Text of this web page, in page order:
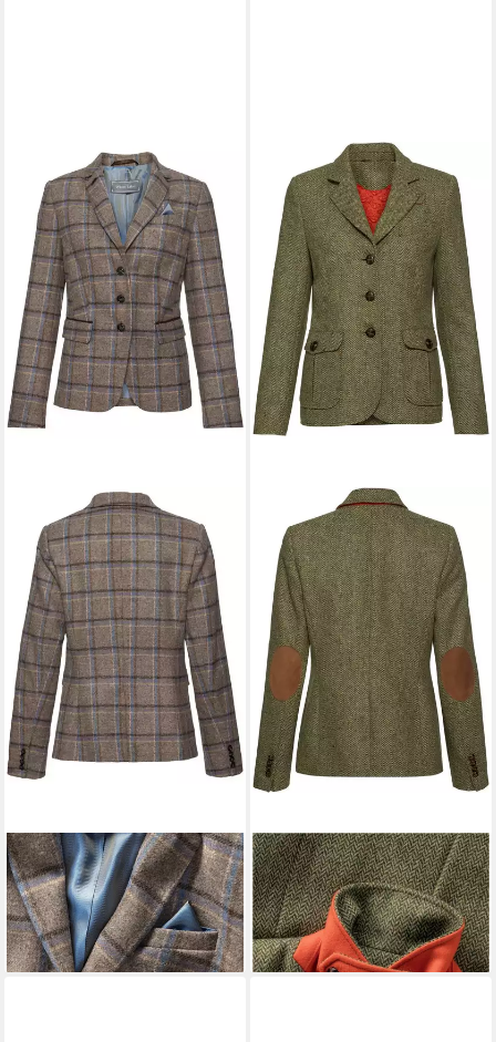
WHITE LABEL Jackenblazer
Karo-Blazer
259,99 €
HIGHMOORJackenblazer
Fischgrat-Tweedblazer
249,99 € UVP299,95 €
-17%